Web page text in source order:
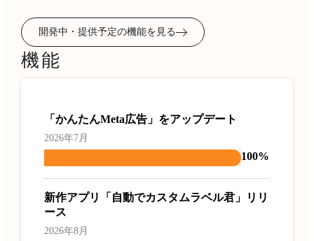
開発中・提供予定の機能を見る
機能
「かんたんMeta広告」をアップデート
2026年7月
100%
新作アプリ「自動でカスタムラベル君」リリ
ース
2026年8月